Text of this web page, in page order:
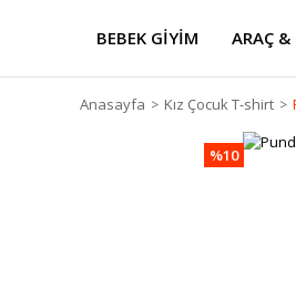
BEBEK GİYİM ARAÇ &
Anasayfa Kız Çocuk T-shirt
%10